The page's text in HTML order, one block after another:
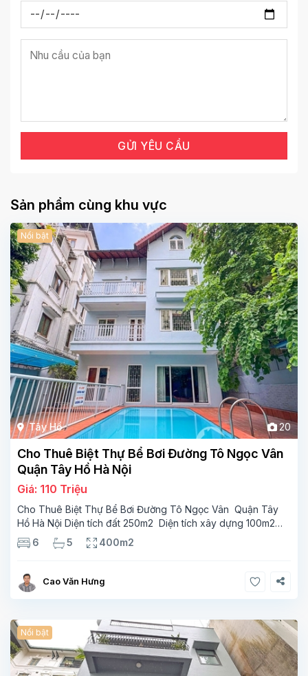
Sản phẩm cùng khu vực
Tây Hồ 20
Nổi bật
Cho Thuê Biệt Thự Bể Bơi Đường Tô Ngọc Vân
Quận Tây Hồ Hà Nội
Giá: 110 Triệu
Cho Thuê Biệt Thự Bể Bơi Đường Tô Ngọc Vân Quận Tây
Hồ Hà Nội Diện tích đất 250m2 Diện tích xây dựng 100m2
Xây 4 tầng, 6 phòng ngủ 5 phòng tắm Tầng 1, , phòng
khách , phòng bếp-1wc Tầng 2, 2 phòng
6 5 400m2
Cao Văn Hưng
Nổi bật